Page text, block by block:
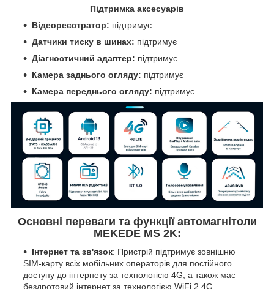
Підтримка аксесуарів
Відеореєстратор: підтримує
Датчики тиску в шинах: підтримує
Діагностичний адаптер: підтримує
Камера заднього огляду: підтримує
Камера переднього огляду: підтримує
Основні переваги та функції автомагнітоли
MEKEDE MS 2K:
Інтернет та зв'язок: Пристрій підтримує зовнішню
SIM-карту всіх мобільних операторів для постійного
доступу до інтернету за технологією 4G, а також має
бездротовий інтернет за технологією WiFi 2.4G.